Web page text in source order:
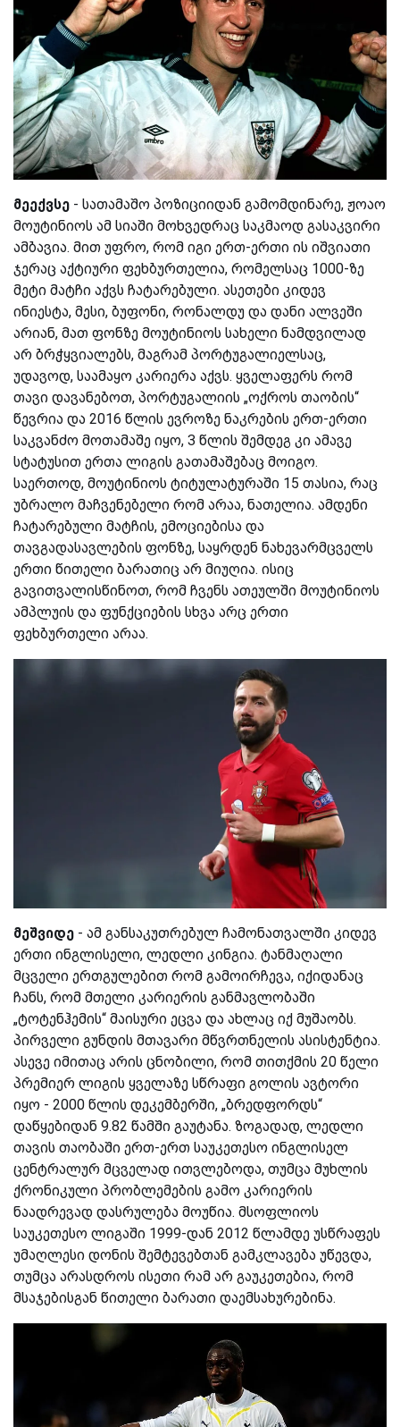
მეექვსე - სათამაშო პოზიციიდან გამომდინარე, ჟოაო
მოუტინიოს ამ სიაში მოხვედრაც საკმაოდ გასაკვირი
ამბავია. მით უფრო, რომ იგი ერთ-ერთი ის იშვიათი
ჯერაც აქტიური ფეხბურთელია, რომელსაც 1000-ზე
მეტი მატჩი აქვს ჩატარებული. ასეთები კიდევ
ინიესტა, მესი, ბუფონი, რონალდუ და დანი ალვეში
არიან, მათ ფონზე მოუტინიოს სახელი ნამდვილად
არ ბრჭყვიალებს, მაგრამ პორტუგალიელსაც,
უდავოდ, საამაყო კარიერა აქვს. ყველაფერს რომ
თავი დავანებოთ, პორტუგალიის „ოქროს თაობის“
წევრია და 2016 წლის ევროზე ნაკრების ერთ-ერთი
საკვანძო მოთამაშე იყო, 3 წლის შემდეგ კი ამავე
სტატუსით ერთა ლიგის გათამაშებაც მოიგო.
საერთოდ, მოუტინიოს ტიტულატურაში 15 თასია, რაც
უბრალო მაჩვენებელი რომ არაა, ნათელია. ამდენი
ჩატარებული მატჩის, ემოციებისა და
თავგადასავლების ფონზე, საყრდენ ნახევარმცველს
ერთი წითელი ბარათიც არ მიუღია. ისიც
გავითვალისწინოთ, რომ ჩვენს ათეულში მოუტინიოს
ამპლუის და ფუნქციების სხვა არც ერთი
ფეხბურთელი არაა.
მეშვიდე - ამ განსაკუთრებულ ჩამონათვალში კიდევ
ერთი ინგლისელი, ლედლი კინგია. ტანმაღალი
მცველი ერთგულებით რომ გამოირჩევა, იქიდანაც
ჩანს, რომ მთელი კარიერის განმავლობაში
„ტოტენჰემის“ მაისური ეცვა და ახლაც იქ მუშაობს.
პირველი გუნდის მთავარი მწვრთნელის ასისტენტია.
ასევე იმითაც არის ცნობილი, რომ თითქმის 20 წელი
პრემიერ ლიგის ყველაზე სწრაფი გოლის ავტორი
იყო - 2000 წლის დეკემბერში, „ბრედფორდს“
დაწყებიდან 9.82 წამში გაუტანა. ზოგადად, ლედლი
თავის თაობაში ერთ-ერთ საუკეთესო ინგლისელ
ცენტრალურ მცველად ითვლებოდა, თუმცა მუხლის
ქრონიკული პრობლემების გამო კარიერის
ნაადრევად დასრულება მოუწია. მსოფლიოს
საუკეთესო ლიგაში 1999-დან 2012 წლამდე უსწრაფეს
უმაღლესი დონის შემტევებთან გამკლავება უწევდა,
თუმცა არასდროს ისეთი რამ არ გაუკეთებია, რომ
მსაჯებისგან წითელი ბარათი დაემსახურებინა.